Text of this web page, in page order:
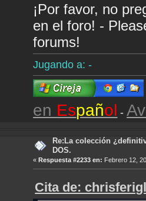
¡Por favor, no
en el foro! -
forums!
Jugando a: -
en Español -
Re:La colección
DOS.
«Respuesta #2233 en: Febrero 12,
Cita de: